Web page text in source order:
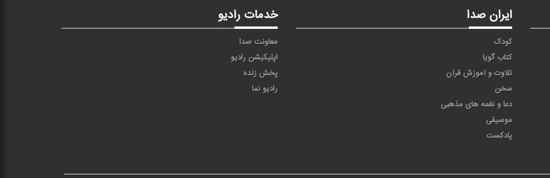
ایران صدا
کودک
کتاب گویا
تلاوت و آموزش قرآن
سخن
دعا و نغمه های مذهبی
موسیقی
پادکست
خدمات رادیو
معاونت صدا
اپلیکیشن رادیو
پخش زنده
رادیو نما